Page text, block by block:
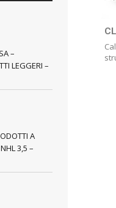
–
LEGGERI –
A
3,5 –